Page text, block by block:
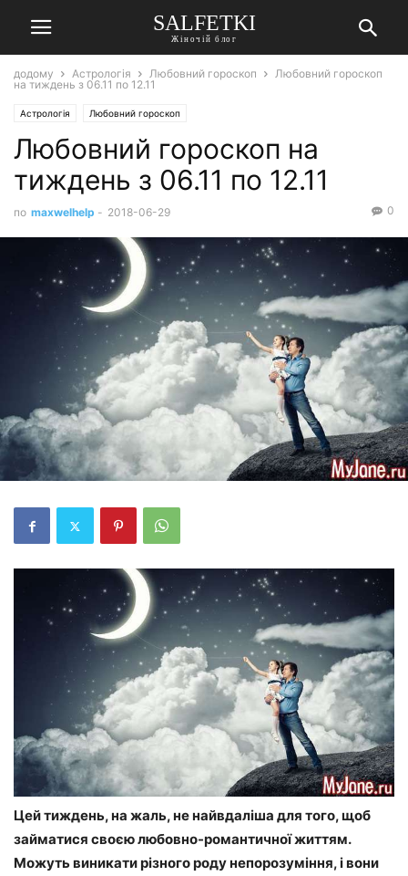
SALFETKI
Жіночій блог
додому Астрологія Любовний гороскоп
Любовний гороскоп
на тиждень з 06.11 по 12.11
Астрологія Любовний гороскоп
Любовний гороскоп на
тиждень з 06.11 по 12.11
по maxwelhelp - 2018-06-29 0
Цей тиждень, на жаль, не найвдаліша для того, щоб
займатися своєю любовно-романтичної життям.
Можуть виникати різного роду непорозуміння, і вони